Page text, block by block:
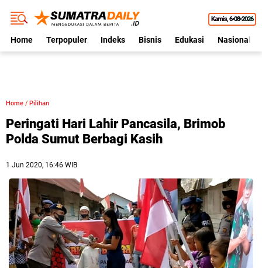
Kamis 6•08•2026
Home Terpopuler Indeks Bisnis Edukasi Nasional
Home / Pilihan
Peringati Hari Lahir Pancasila, Brimob
Polda Sumut Berbagi Kasih
1 Jun 2020, 16:46 WIB